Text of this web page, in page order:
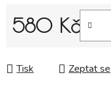
580 Kč
Tisk Zeptat se